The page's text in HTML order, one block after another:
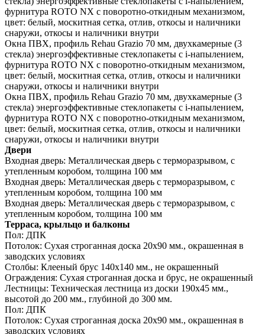
фурнитура ROTO NX с поворотно-откидным механизмом,
цвет: белый, москитная сетка, отлив, откосы и наличники
снаружи, откосы и наличники внутри
Окна ПВХ, профиль Rehau Grazio 70 мм, двухкамерные (3
стекла) энергоэффективные стеклопакеты c i-напылением,
фурнитура ROTO NX с поворотно-откидным механизмом,
цвет: белый, москитная сетка, отлив, откосы и наличники
снаружи, откосы и наличники внутри
Окна ПВХ, профиль Rehau Grazio 70 мм, двухкамерные (3
стекла) энергоэффективные стеклопакеты c i-напылением,
фурнитура ROTO NX с поворотно-откидным механизмом,
цвет: белый, москитная сетка, отлив, откосы и наличники
снаружи, откосы и наличники внутри
Двери
Входная дверь: Металлическая дверь с терморазрывом, с
утепленным коробом, толщина 100 мм
Входная дверь: Металлическая дверь с терморазрывом, с
утепленным коробом, толщина 100 мм
Входная дверь: Металлическая дверь с терморазрывом, с
утепленным коробом, толщина 100 мм
Терраса, крыльцо и балконы
Пол: ДПК
Потолок: Сухая строганная доска 20х90 мм., окрашенная в
заводских условиях
Столбы: Клееный брус 140х140 мм., не окрашенный
Ограждения: Сухая строганная доска и брус, не окрашенный
Лестницы: Техническая лестница из доски 190х45 мм.,
высотой до 200 мм., глубиной до 300 мм.
Пол: ДПК
Потолок: Сухая строганная доска 20х90 мм., окрашенная в
заводских условиях